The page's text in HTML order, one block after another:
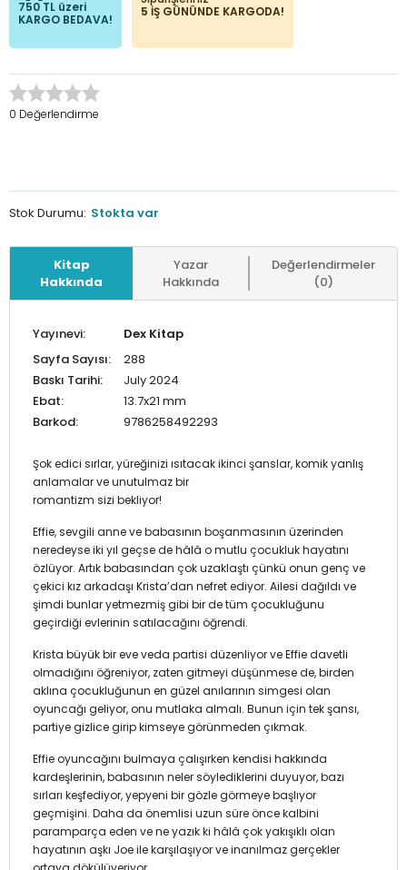
750 TL üzeri
KARGO BEDAVA!
5 İŞ GÜNÜNDE KARGODA!
0 Değerlendirme
Stok Durumu: Stokta var
Kitap
Hakkında
Yazar
Hakkında
Değerlendirmeler
(0)
Yayınevi:
Dex Kitap
Sayfa Sayısı:
288
Baskı Tarihi:
July 2024
Ebat:
13.7x21 mm
Barkod:
9786258492293
Şok edici sırlar, yüreğinizi ısıtacak ikinci şanslar, komik yanlış
anlamalar ve unutulmaz bir
romantizm sizi bekliyor!
Effie, sevgili anne ve babasının boşanmasının üzerinden
neredeyse iki yıl geçse de hâlâ o mutlu çocukluk hayatını
özlüyor. Artık babasından çok uzaklaştı çünkü onun genç ve
çekici kız arkadaşı Krista’dan nefret ediyor. Ailesi dağıldı ve
şimdi bunlar yetmezmiş gibi bir de tüm çocukluğunu
geçirdiği evlerinin satılacağını öğrendi.
Krista büyük bir eve veda partisi düzenliyor ve Effie davetli
olmadığını öğreniyor, zaten gitmeyi düşünmese de, birden
aklına çocukluğunun en güzel anılarının simgesi olan
oyuncağı geliyor, onu mutlaka almalı. Bunun için tek şansı,
partiye gizlice girip kimseye görünmeden çıkmak.
Effie oyuncağını bulmaya çalışırken kendisi hakkında
kardeşlerinin, babasının neler söylediklerini duyuyor, bazı
sırları keşfediyor, yepyeni bir gözle görmeye başlıyor
geçmişini. Daha da önemlisi uzun süre önce kalbini
paramparça eden ve ne yazık ki hâlâ çok yakışıklı olan
hayatının aşkı Joe ile karşılaşıyor ve inanılmaz gerçekler